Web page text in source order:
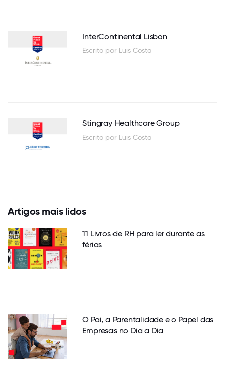
InterContinental Lisbon
Escrito por Luis Costa
Stingray Healthcare Group
Escrito por Luis Costa
Artigos mais lidos
11 Livros de RH para ler durante as
férias
O Pai, a Parentalidade e o Papel das
Empresas no Dia a Dia